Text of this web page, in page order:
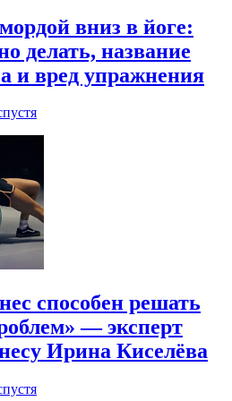
вниз в йоге:
делать, название
и вред упражнения
способен решать
— эксперт
Ирина Киселёва